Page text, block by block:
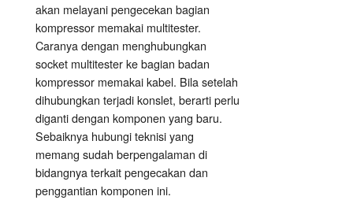
akan melayani pengecekan bagian
kompressor memakai multitester.
Caranya dengan menghubungkan
socket multitester ke bagian badan
kompressor memakai kabel. Bila setelah
dihubungkan terjadi konslet, berarti perlu
diganti dengan komponen yang baru.
Sebaiknya hubungi teknisi yang
memang sudah berpengalaman di
bidangnya terkait pengecakan dan
penggantian komponen ini.